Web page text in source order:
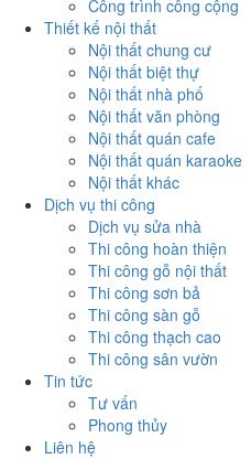
Công trình công cộng
Thiết kế nội thất
Nội thất chung cư
Nội thất biệt thự
Nội thất nhà phố
Nội thất văn phòng
Nội thất quán cafe
Nội thất quán karaoke
Nội thất khác
Dịch vụ thi công
Dịch vụ sửa nhà
Thi công hoàn thiện
Thi công gỗ nội thất
Thi công sơn bả
Thi công sàn gỗ
Thi công thạch cao
Thi công sân vườn
Tin tức
Tư vấn
Phong thủy
Liên hệ